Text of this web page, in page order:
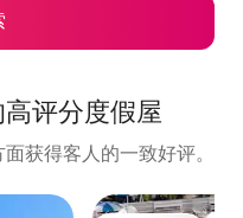
评分度假屋
获得客人的一致好评。